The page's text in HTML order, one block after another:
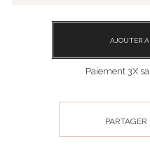
AJOUTER
Paiement 3X